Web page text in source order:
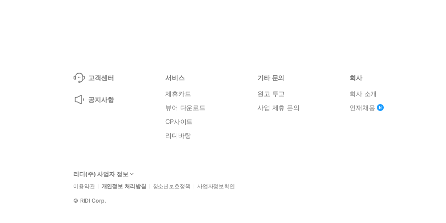
고객센터
공지사항
서비스
제휴카드
뷰어 다운로드
CP사이트
리디바탕
기타 문의
원고 투고
사업 제휴 문의
회사
회사 소개
인재채용
리디(주) 사업자 정보
이용약관 개인정보 처리방침 청소년보호정책 사업자정보확인
© RIDI Corp.